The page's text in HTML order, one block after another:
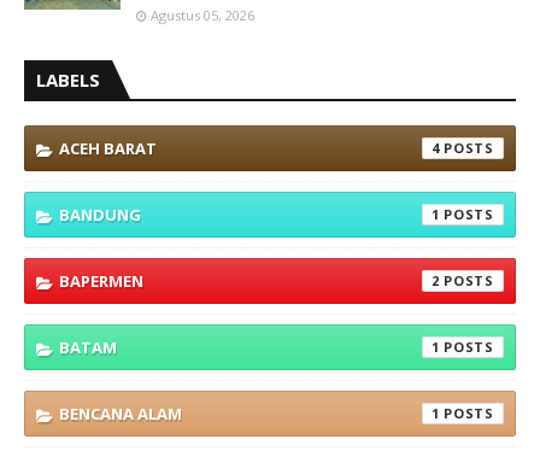
Agustus 05, 2026
LABELS
ACEH BARAT 4
BANDUNG 1
BAPERMEN 2
BATAM 1
BENCANA ALAM 1